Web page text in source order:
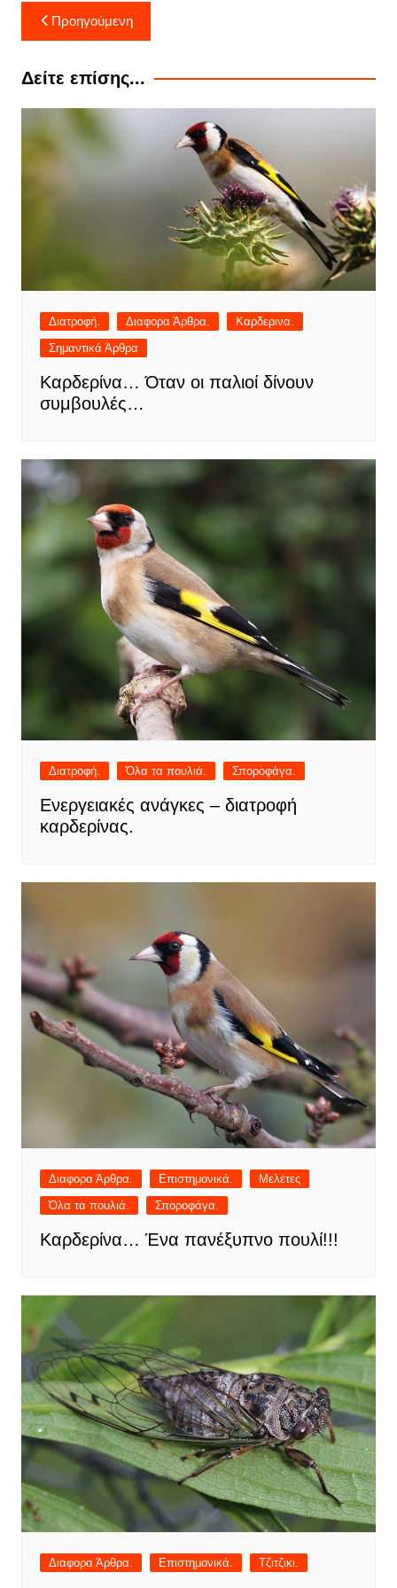
Πλοήγηση
άρθρων
Προηγούμενη
Δείτε επίσης...
Διατροφή. Διαφορα Άρθρα.
Καρδερινα.
Σημαντικά Άρθρα
Καρδερίνα… Όταν οι παλιοί δίνουν
συμβουλές…
Διατροφή. Όλα τα πουλιά. Σποροφάγα.
Ενεργειακές ανάγκες – διατροφή
καρδερίνας.
Διαφορα Άρθρα. Επιστημονικά.
Μελέτες
Όλα τα πουλιά.
Σποροφάγα.
Καρδερίνα… Ένα πανέξυπνο πουλί!!!
Διαφορα Άρθρα. Επιστημονικά. Τζιτζικι.